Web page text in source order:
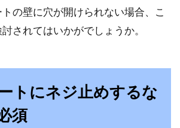
の壁に穴が開けられない場合、こ
されてはいかがでしょうか。
トにネジ止めするな
須